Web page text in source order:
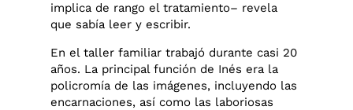
implica de rango el tratamiento– revela
que sabía leer y escribir.
En el taller familiar trabajó durante casi 20
años. La principal función de Inés era la
policromía de las imágenes, incluyendo las
encarnaciones, así como las laboriosas